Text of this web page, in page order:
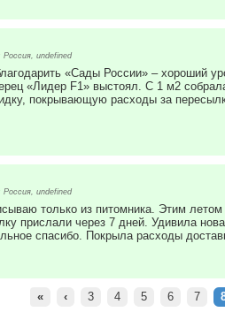
undefined
«Сады России» – хороший
«Лидер F1» выстоял. С 1 м2
покрывающую расходы за
undefined
только из питомника. Этим
прислали через 7 дней. Удивила
спасибо. Покрыла расходы
« ‹ 3 4 5 6 7